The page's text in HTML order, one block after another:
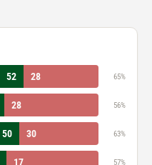
52 28 65%
28 56%
50 30 63%
17 57%